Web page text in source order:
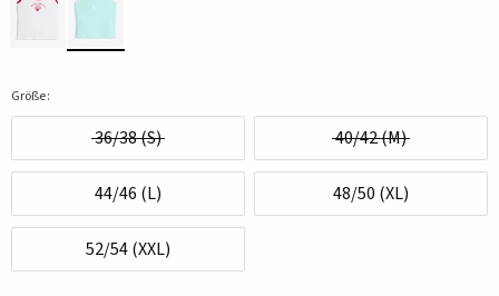
Größe:
36/38 (S) 40/42 (M)
44/46 (L) 48/50 (XL)
52/54 (XXL)